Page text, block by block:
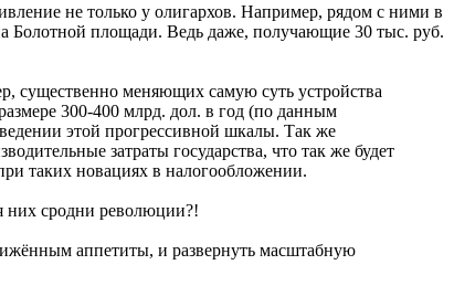
не только у олигархов. Например, рядом с ними в
Болотной площади. Ведь даже, получающие 30 тыс. руб.
существенно меняющих самую суть устройства
300-400 млрд. дол. в год (по данным
этой прогрессивной шкалы. Так же
затраты государства, что так же будет
таких новациях в налогообложении.
них сродни революции?!
аппетиты, и развернуть масштабную